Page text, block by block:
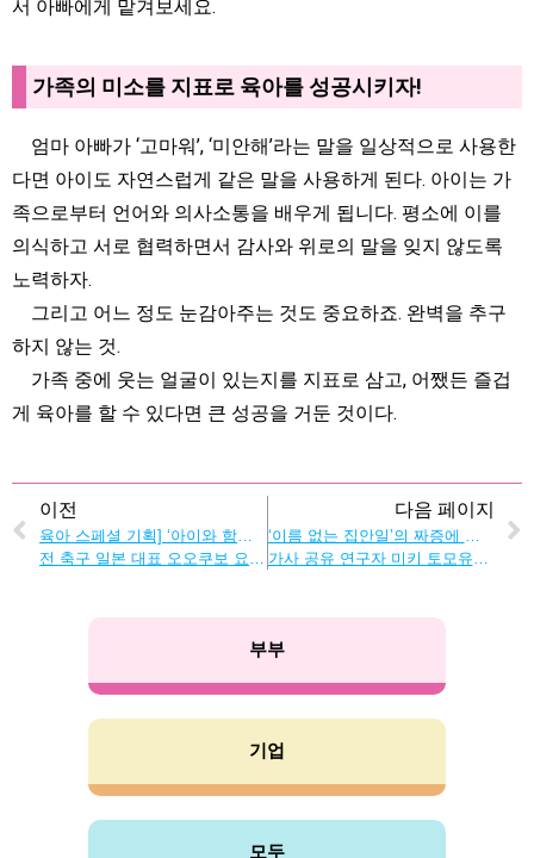
서 아빠에게 맡겨보세요.
가족의 미소를 지표로 육아를 성공시키자!
엄마 아빠가 ‘고마워’, ‘미안해’라는 말을 일상적으로 사용한
다면 아이도 자연스럽게 같은 말을 사용하게 된다. 아이는 가
족으로부터 언어와 의사소통을 배우게 됩니다. 평소에 이를
의식하고 서로 협력하면서 감사와 위로의 말을 잊지 않도록
노력하자.
그리고 어느 정도 눈감아주는 것도 중요하죠. 완벽을 추구
하지 않는 것.
가족 중에 웃는 얼굴이 있는지를 지표로 삼고, 어쨌든 즐겁
게 육아를 할 수 있다면 큰 성공을 거둔 것이다.
이전
전 축구 일본 대표 오오쿠보 요시토 류의 ‘가사와 육아’
다음 페이지
가사 공유 연구자 미키 토모유키 씨가 조언합니다.
부부
기업
모두